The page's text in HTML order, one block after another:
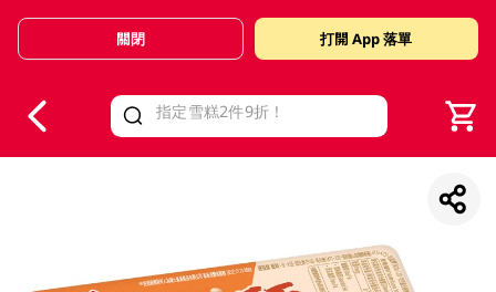
Valid Until 30 June 2026
關閉 打開 App 落單